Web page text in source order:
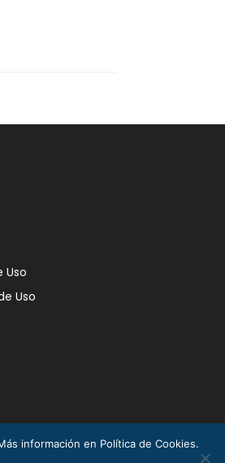
Uso
Uso
información en Política de Cookies.